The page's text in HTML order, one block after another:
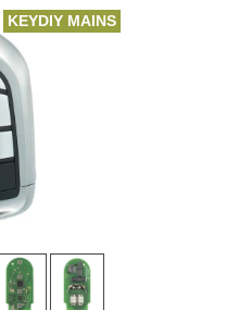
KEYDIY MAINS LIBRES